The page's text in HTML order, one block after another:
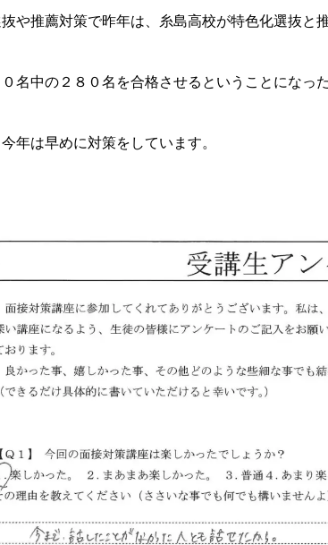
や推薦対策で昨年は、糸島高校が特色化選抜と推
名中の２８０名を合格させるということになっ
年は早めに対策をしています。